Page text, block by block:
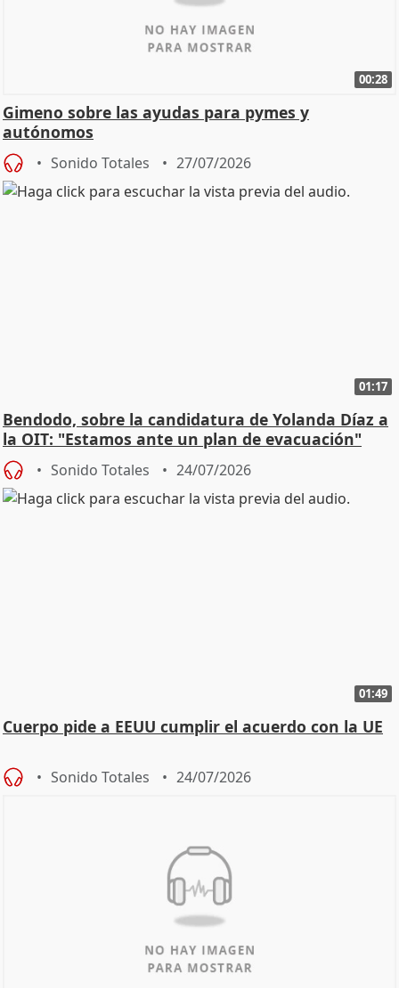
00:28
Gimeno sobre las ayudas para pymes y
autónomos
Sonido Totales 27/07/2026
01:17
Bendodo, sobre la candidatura de Yolanda Díaz a
la OIT: "Estamos ante un plan de evacuación"
Sonido Totales 24/07/2026
01:49
Cuerpo pide a EEUU cumplir el acuerdo con la UE
Sonido Totales 24/07/2026